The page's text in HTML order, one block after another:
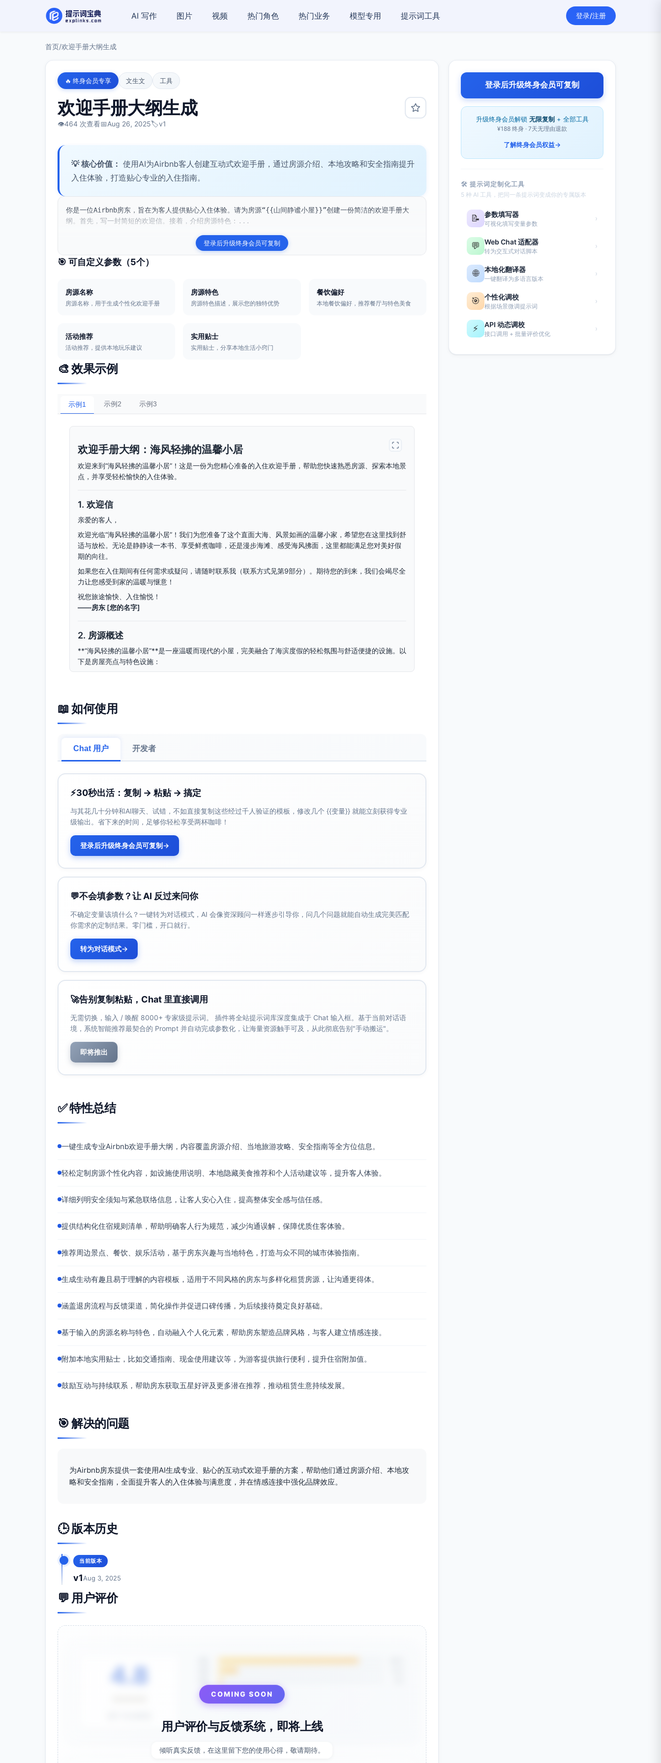
AI 写作 图片 视频 热门角色 热门业务 模型专用 提示词工具 登录/注册
首页/欢迎手册大纲生成
🔥 终身会员专享 文生文 工具
欢迎手册大纲生成
👁️464 次查看📅Aug 26, 2025🏷️v1
💡 核心价值： 使用AI为Airbnb客人创建互动式欢迎手册，通过房源介绍、本地攻略和安全指南提升
入住体验，打造贴心专业的入住指南。
你是一位Airbnb房东，旨在为客人提供贴心入住体验。请为房源“{{山间静谧小屋}}”创建一份简洁的欢迎手册大
纲。首先，写一封简短的欢迎信。接着，介绍房源特色：...
登录后升级终身会员可复制
🎯 可自定义参数（5个）
房源名称
房源名称，用于生成个性化欢迎手册
房源特色
房源特色描述，展示您的独特优势
餐饮偏好
本地餐饮偏好，推荐餐厅与特色美食
活动推荐
活动推荐，提供本地玩乐建议
实用贴士
实用贴士，分享本地生活小窍门
🎨 效果示例
示例1 示例2 示例3
欢迎手册大纲：海风轻拂的温馨小居
欢迎来到“海风轻拂的温馨小居”！这是一份为您精心准备的入住欢迎手册，帮助您快速熟悉房源、探索本地景
点，并享受轻松愉快的入住体验。
1. 欢迎信
亲爱的客人，
欢迎光临“海风轻拂的温馨小居”！我们为您准备了这个直面大海、风景如画的温馨小家，希望您在这里找到舒
适与放松。无论是静静读一本书、享受鲜煮咖啡，还是漫步海滩、感受海风拂面，这里都能满足您对美好假
期的向往。
如果您在入住期间有任何需求或疑问，请随时联系我（联系方式见第9部分）。期待您的到来，我们会竭尽全
力让您感受到家的温暖与惬意！
祝您旅途愉快、入住愉悦！
——房东 [您的名字]
2. 房源概述
**“海风轻拂的温馨小居”**是一座温暖而现代的小屋，完美融合了海滨度假的轻松氛围与舒适便捷的设施。以
下是房屋亮点与特色设施：
阳光露台
高级咖啡机
南。
为了让每一位客人都能享受最愉快的入住体验，请注意以下事项：
入住时间为下午3点后，退房时间为上午11点前。如需提前入住或延迟退房，请提前联系。
请随手关闭窗户与露台门，防止因海风而引发沙尘进入房屋。
室内禁止吸烟，露台可吸烟，但请使用指定烟灰缸，并保持环境整洁。
请保持公共空间安静，避免打扰邻居（特别是在晚上10点后）。
4.安全须知
您的安全是我们的首要任务，请仔细阅读以下信息：
灭火器位置 ：厨房门旁墙上的挂架处。
如遇任何紧急情况，请联系 [房东电话号码] 或拨打本地急救服务电话（第9部分提供详细信息）。
5.设施使用指南
Wi-Fi 信息：
网络名称：SeaBreeze_Home
密码：Sea12345678
：厨房右侧可见，请参考附带的简易操作指南。
电视与流媒体
6.本地景点推荐
“晨曦崖”日出观赏点（距离2公里）
推荐理由：凌晨时分，站在悬崖上俯瞰日出，将是一段令人震撼的静谧时光。建议清晨5:30前到达！
亮点：一条临海修建的木质步道，适合悠闲散步或欣赏大海的美景。
适应人群：适合亲子与冒险爱好者，所有设备均可在现场租借。
7.餐饮推荐
距离：距离房源300米（步行5分钟）
推荐时段：傍晚时用餐可欣赏沙滩落日。
亮点：隐藏在栈道旁的一家小型咖啡厅，手冲咖啡与海盐奶盖为招牌。
皮划艇探险：挑战在海上皮划艇，感受运动的快感。
9.紧急联系方式
在任何需要帮助或紧急情况下，可参考以下信息：
报警电话
附近医院：海滨综合医院（距离3公里），联系电话：[XXX-XXXXXXX]
10.退房须知
请在退房前完成以下简单步骤：
将钥匙存放于智能锁密码内，小屋将自动上锁，无需额外操作。
请将垃圾分类并投放至门口左侧垃圾桶。
建议随身携带防晒霜与沙滩鞋，避免潮湿沙粒摩擦双脚。
：海边栈道尽头有一个小平台，是拍摄绝美夕阳的绝佳地点！
您的意见对我们至关重要！入住结束后，欢迎通过平台留言，告诉我们您的感受。如有需要再次预订或者推
📖 如何使用
Chat 用户 开发者
⚡30秒出活：复制 → 粘贴 → 搞定
与其花几十分钟和AI聊天、试错，不如直接复制这些经过千人验证的模板，修改几个 {{变量}} 就能立刻获得专业
级输出。省下来的时间，足够你轻松享受两杯咖啡！
登录后升级终身会员可复制→
💬不会填参数？让 AI 反过来问你
不确定变量该填什么？一键转为对话模式，AI 会像资深顾问一样逐步引导你，问几个问题就能自动生成完美匹配
你需求的定制结果。零门槛，开口就行。
转为对话模式→
🚀告别复制粘贴，Chat 里直接调用
无需切换，输入 / 唤醒 8000+ 专家级提示词。 插件将全站提示词库深度集成于 Chat 输入框。基于当前对话语
境，系统智能推荐最契合的 Prompt 并自动完成参数化，让海量资源触手可及，从此彻底告别"手动搬运"。
即将推出
✅ 特性总结
一键生成专业Airbnb欢迎手册大纲，内容覆盖房源介绍、当地旅游攻略、安全指南等全方位信息。
轻松定制房源个性化内容，如设施使用说明、本地隐藏美食推荐和个人活动建议等，提升客人体验。
详细列明安全须知与紧急联络信息，让客人安心入住，提高整体安全感与信任感。
提供结构化住宿规则清单，帮助明确客人行为规范，减少沟通误解，保障优质住客体验。
推荐周边景点、餐饮、娱乐活动，基于房东兴趣与当地特色，打造与众不同的城市体验指南。
生成生动有趣且易于理解的内容模板，适用于不同风格的房东与多样化租赁房源，让沟通更得体。
涵盖退房流程与反馈渠道，简化操作并促进口碑传播，为后续接待奠定良好基础。
基于输入的房源名称与特色，自动融入个人化元素，帮助房东塑造品牌风格，与客人建立情感连接。
附加本地实用贴士，比如交通指南、现金使用建议等，为游客提供旅行便利，提升住宿附加值。
鼓励互动与持续联系，帮助房东获取五星好评及更多潜在推荐，推动租赁生意持续发展。
🎯 解决的问题
为Airbnb房东提供一套使用AI生成专业、贴心的互动式欢迎手册的方案，帮助他们通过房源介绍、本地攻
略和安全指南，全面提升客人的入住体验与满意度，并在情感连接中强化品牌效应。
🕒 版本历史
当前版本
v1Aug 3, 2025
💬 用户评价
4.8
COMING SOON
用户评价与反馈系统，即将上线
倾听真实反馈，在这里留下您的使用心得，敬请期待。
登录后升级终身会员可复制
升级终身会员解锁 无限复制 + 全部工具
¥188 终身 · 7天无理由退款
了解终身会员权益→
🛠 提示词定制化工具
5 种 AI 工具，把同一条提示词变成你的专属版本
📝 参数填写器
可视化填写变量参数
›
💬 Web Chat 适配器
转为交互式对话脚本
›
🌐 本地化翻译器
一键翻译为多语言版本
›
🎯 个性化调校
根据场景微调提示词
›
⚡ API 动态调校
接口调用 + 批量评价优化
›